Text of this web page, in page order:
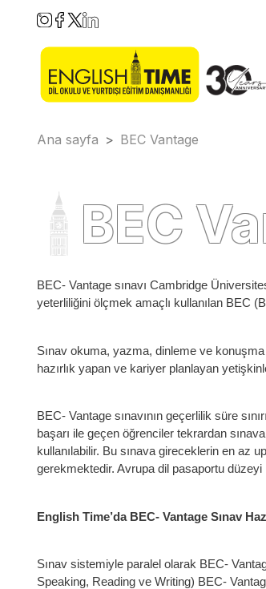
Ana sayfa > BEC Vantage
BEC
BEC- Vantage sınavı Cambridge
yeterliliğini ölçmek amaçlı kullanılan BEC
Sınav okuma, yazma, dinleme ve
hazırlık yapan ve kariyer planlayan
BEC- Vantage sınavının geçerlilik süre
başarı ile geçen öğrenciler tekrardan
kullanılabilir. Bu sınava gireceklerin en az
gerekmektedir. Avrupa dil pasaportu düzeyi
English Time’da BEC- Vantage Sınav
Sınav sistemiyle paralel olarak BEC-
Speaking, Reading ve Writing) BEC-